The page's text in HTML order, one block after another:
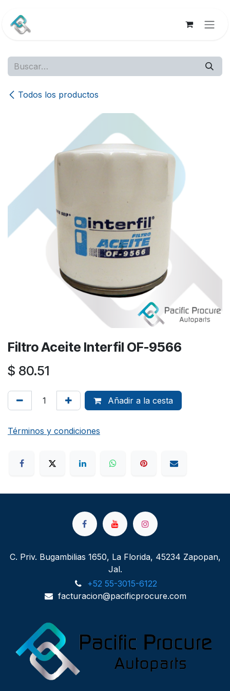
Todos los productos
Filtro Aceite Interfil OF-9566
$ 80.51
Añadir a la cesta
Términos y condiciones
C. Priv. Bugambilias 1650, La Florida, 45234 Zapopan,
Jal.
+52 55-3015-6122
facturacion@pacificprocure.com